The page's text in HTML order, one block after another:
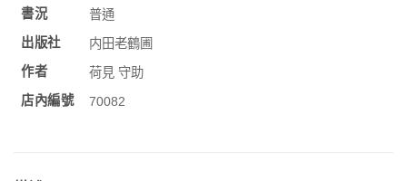
書況
普通
出版社
内田老鶴圃
作者
荷見 守助
店內編號
70082